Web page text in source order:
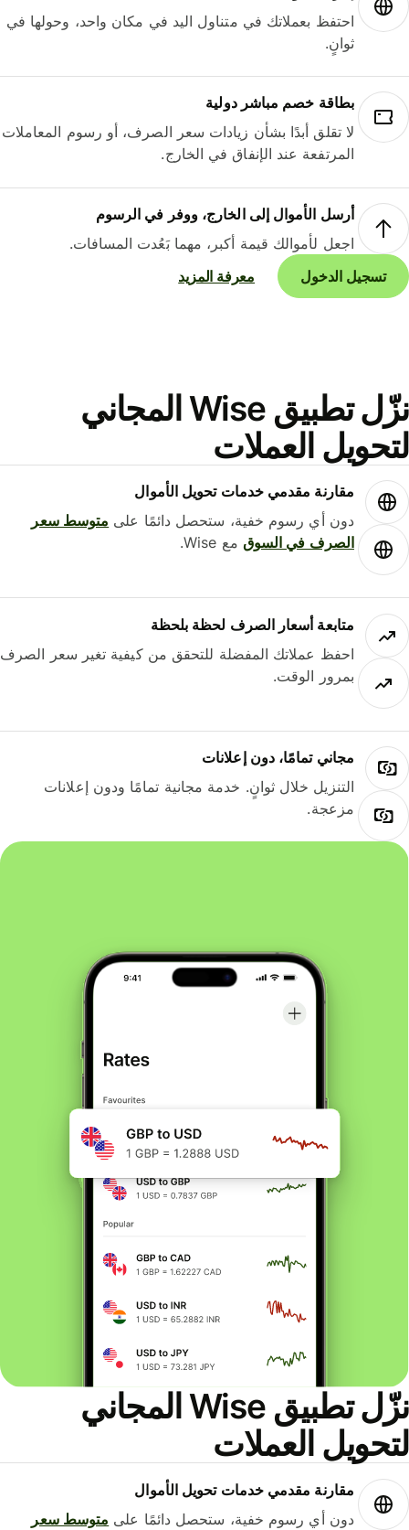
احتفظ بعملاتك في متناول اليد في مكان واحد، وحولها في
ثوانٍ.
بطاقة خصم مباشر دولية
لا تقلق أبدًا بشأن زيادات سعر الصرف، أو رسوم المعاملات
المرتفعة عند الإنفاق في الخارج.
أرسل الأموال إلى الخارج، ووفر في الرسوم
اجعل لأموالك قيمة أكبر، مهما بَعُدت المسافات.
تسجيل الدخول
معرفة المزيد
نزّل تطبيق Wise المجاني
العملات
مقارنة مقدمي خدمات تحويل الأموال
دون أي رسوم خفية، ستحصل دائمًا علىمتوسط ​​سعر
الصرف في السوقمع Wise.
متابعة أسعار الصرف لحظة بلحظة
احفظ عملاتك المفضلة للتحقق من كيفية تغير سعر الصرف
بمرور الوقت.
مجاني تمامًا، دون إعلانات
التنزيل خلال ثوانٍ. خدمة مجانية تمامًا ودون إعلانات
مزعجة.
نزّل تطبيق Wise المجاني
العملات
مقارنة مقدمي خدمات تحويل الأموال
دون أي رسوم خفية، ستحصل دائمًا علىمتوسط ​​سعر